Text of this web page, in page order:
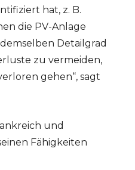
hat, z. B.
die PV-Anlage
Detailgrad
zu vermeiden,
gehen“, sagt
und
Fähigkeiten